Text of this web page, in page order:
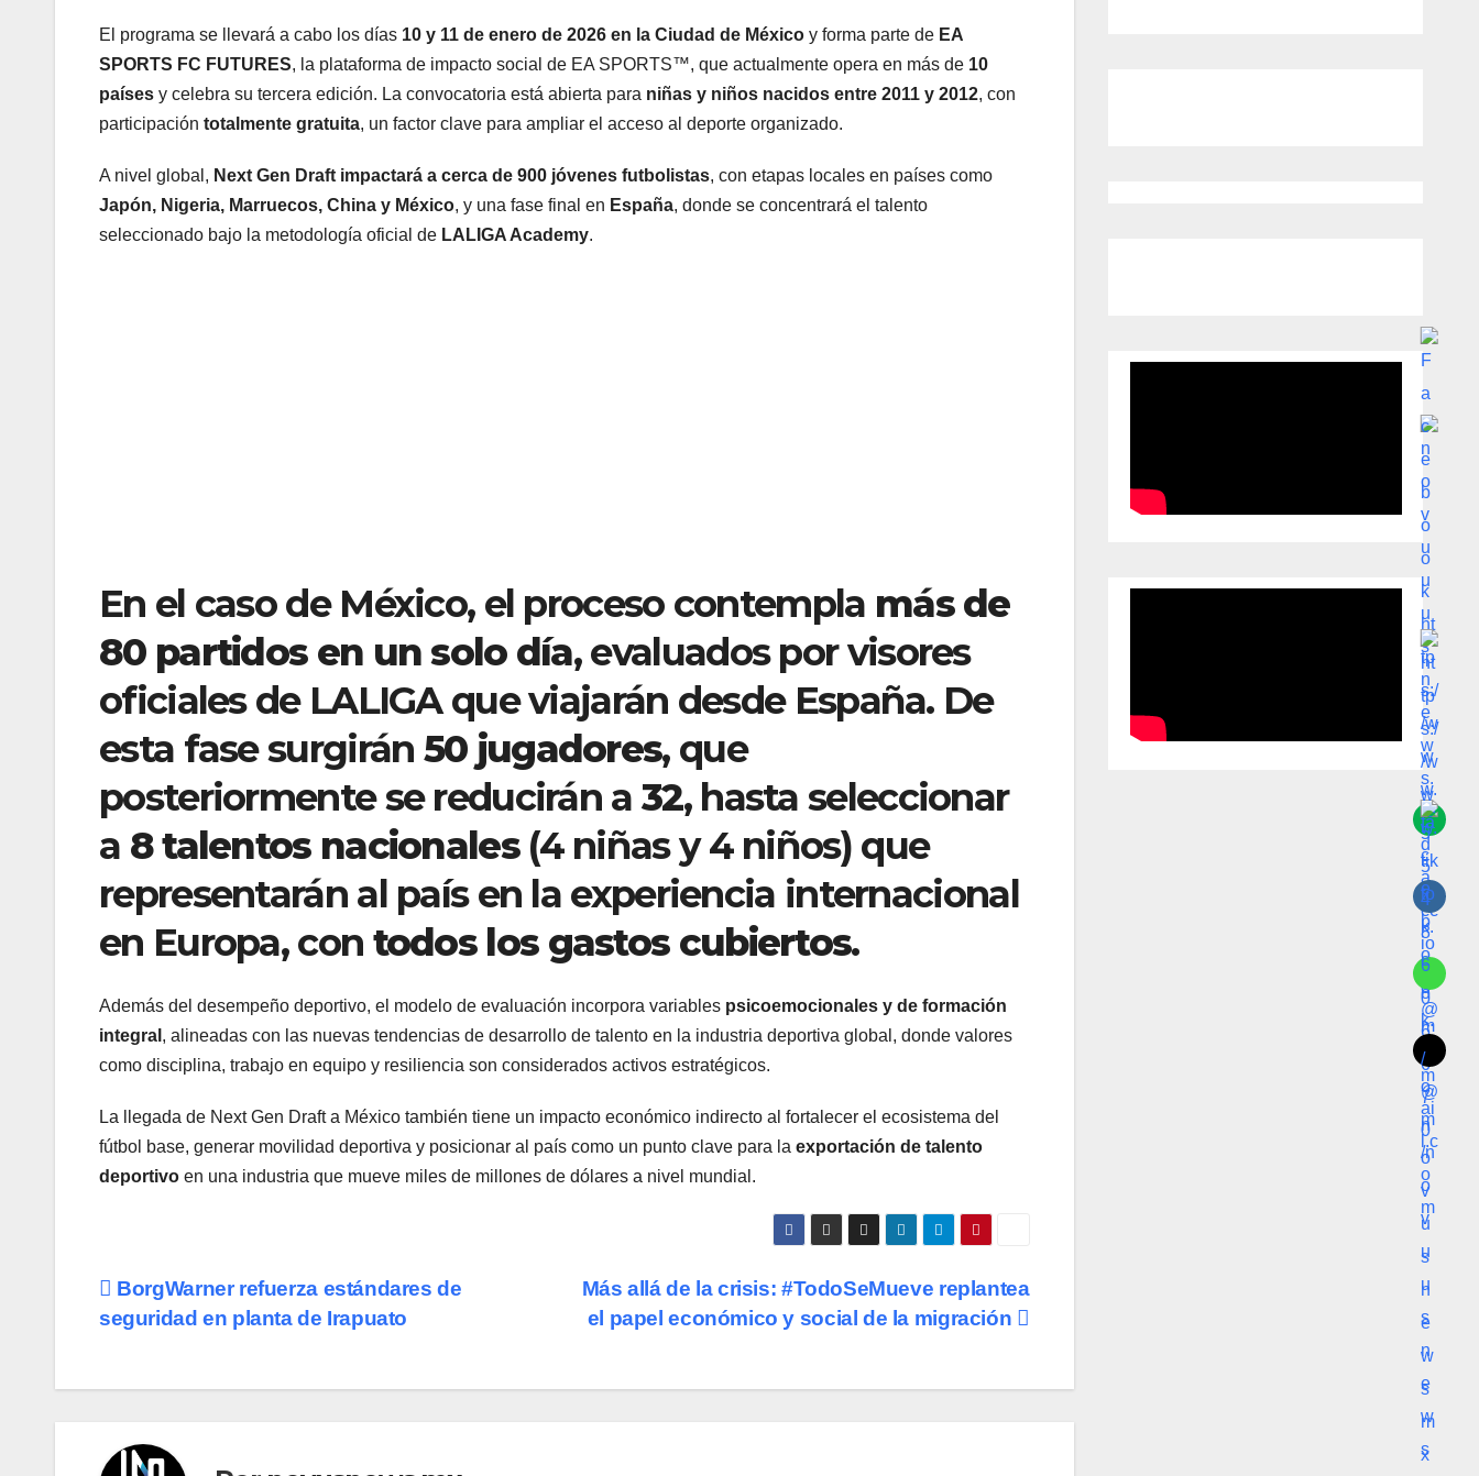
El programa se llevará a cabo los días 10 y 11 de enero de 2026 en la Ciudad de México y forma parte de EA
SPORTS FC FUTURES, la plataforma de impacto social de EA SPORTS™, que actualmente opera en más de 10
países y celebra su tercera edición. La convocatoria está abierta para niñas y niños nacidos entre 2011 y 2012, con
participación totalmente gratuita, un factor clave para ampliar el acceso al deporte organizado.
A nivel global, Next Gen Draft impactará a cerca de 900 jóvenes futbolistas, con etapas locales en países como
Japón, Nigeria, Marruecos, China y México, y una fase final en España, donde se concentrará el talento
seleccionado bajo la metodología oficial de LALIGA Academy.
En el caso de México, el proceso contempla más de
80 partidos en un solo día, evaluados por visores
oficiales de LALIGA que viajarán desde España. De
esta fase surgirán 50 jugadores, que
posteriormente se reducirán a 32, hasta seleccionar
a 8 talentos nacionales(4 niñas y 4 niños) que
representarán al país en la experiencia internacional
en Europa, con todos los gastos cubiertos.
Además del desempeño deportivo, el modelo de evaluación incorpora variables psicoemocionales y de formación
integral , alineadas con las nuevas tendencias de desarrollo de talento en la industria deportiva global, donde valores
como disciplina, trabajo en equipo y resiliencia son considerados activos estratégicos.
La llegada de Next Gen Draft a México también tiene un impacto económico indirecto al fortalecer el ecosistema del
fútbol base, generar movilidad deportiva y posicionar al país como un punto clave para la exportación de talento
deportivo en una industria que mueve miles de millones de dólares a nivel mundial.
Navegación
de
entradas
Más allá de la crisis: #TodoSeMueve replantea
el papel económico y social de la migración
BorgWarner refuerza estándares de
seguridad en planta de Irapuato